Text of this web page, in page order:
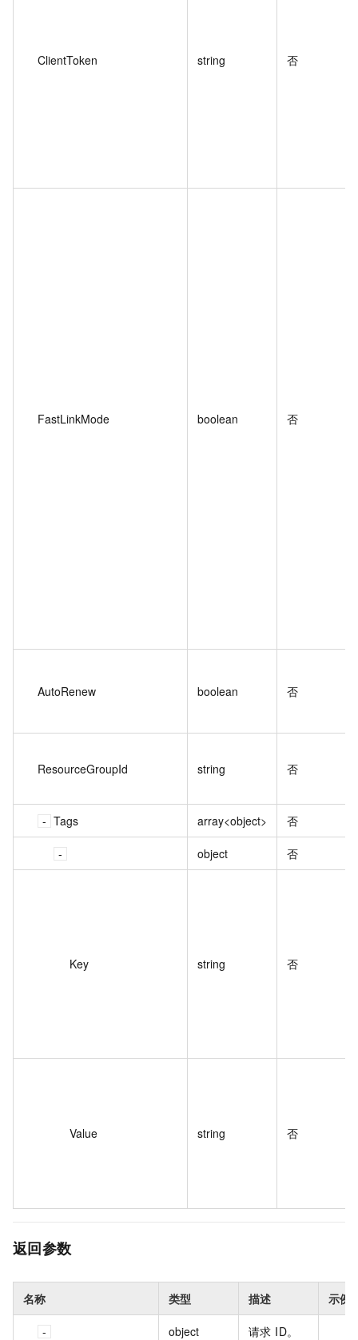
ClientToken string 否
FastLinkMode boolean 否
AutoRenew boolean 否
ResourceGroupId string 否
Tags array<object> 否
object 否
Key string 否
Value string 否
返回参数
名称 类型 描述 示例
object 请求 ID。